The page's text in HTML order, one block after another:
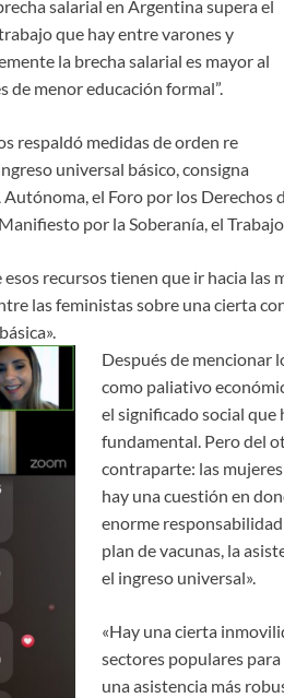
salarial en Argentina supera el
que hay entre varones y
la brecha salarial es mayor al
de menor educación formal”.
respaldó medidas de orden re
universal básico, consigna
el Foro por los Derechos
por la Soberanía, el
recursos tienen que ir hacia las
las feministas sobre una cierta
Después de mencionar
como paliativo
el significado social que
fundamental. Pero del
contraparte: las
hay una cuestión en
enorme
plan de vacunas, la
el ingreso universal».
«Hay una cierta
sectores populares
una asistencia más